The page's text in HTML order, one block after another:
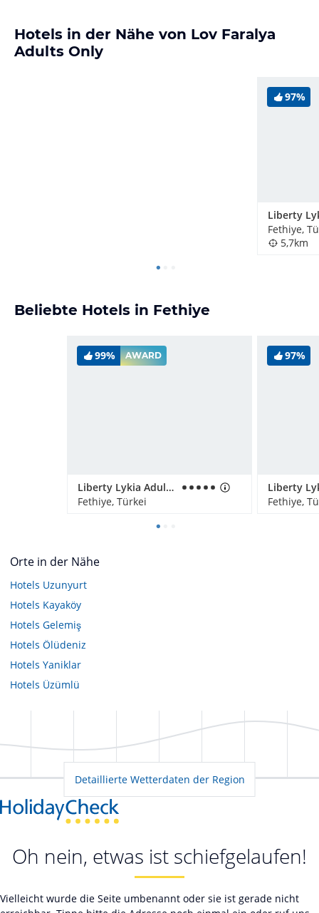
Hotels in der Nähe von Lov Faralya
Adults Only
97%
Liberty
Fethiye,
5,7km
Beliebte Hotels in Fethiye
99% AWARD
Liberty Lykia Adults Only
Fethiye, Türkei
97%
Liberty
Fethiye,
Orte in der Nähe
Hotels Uzunyurt
Hotels Kayaköy
Hotels Gelemiş
Hotels Ölüdeniz
Hotels Yaniklar
Hotels Üzümlü
Detaillierte Wetterdaten der Region
Oh nein, etwas ist schiefgelaufen!
Vielleicht wurde die Seite umbenannt oder sie ist gerade nicht